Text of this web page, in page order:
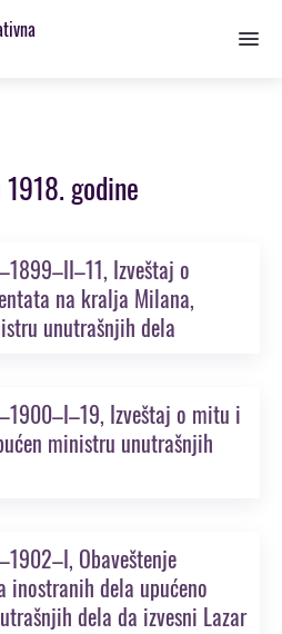
godine
Izveštaj o
na kralja Milana,
unutrašnjih dela
Izveštaj o mitu i
ministru unutrašnjih
Obaveštenje
inostranih dela upućeno
dela da izvesni Lazar